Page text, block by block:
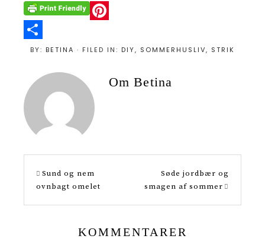
P
e
r
r
e
BY: BETINA · FILED IN: DIY, SOMMERHUSLIV, STRIK
OmBetina
Sund og nem
ovnbagt omelet
Søde jordbær og
smagen af sommer
KOMMENTARER